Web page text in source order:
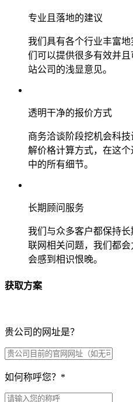
专业且落地的建议
我们具有各个行业丰富
们可以提供很多有效并
站公司的浅显意见。
透明干净的报价方式
商务洽谈阶段挖机会科
解价格计算方式，在这
中的所有细节。
长期顾问服务
我们与众多客户都保持
联网相关问题，我们都
会感到相识恨晚。
获取方案
贵公司的网址是？
如何称呼您？ *